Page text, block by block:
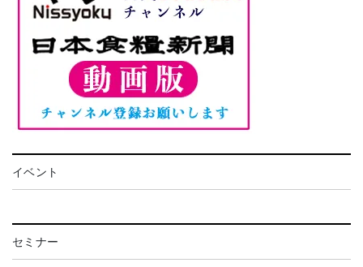
イベント
セミナー